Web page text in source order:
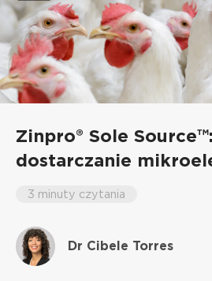
Zinpro® Sole
dostarczanie
3 minuty czytania
Dr Cibele Torres